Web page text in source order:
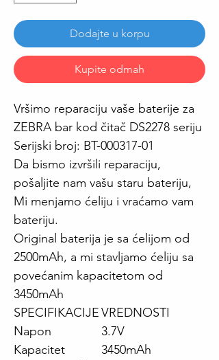
Dodajte u korpu
Kupite odmah
Vršimo reparaciju vaše baterije za
ZEBRA bar kod čitač DS2278 seriju
Serijski broj: BT-000317-01
Da bismo izvršili reparaciju,
pošaljite nam vašu staru bateriju,
Mi menjamo ćeliju i vraćamo vam
bateriju.
Original baterija je sa ćelijom od
2500mAh, a mi stavljamo ćeliju sa
povećanim kapacitetom od
3450mAh
SPECIFIKACIJEVREDNOSTI
Napon
3.7V
Kapacitet
3450mAh